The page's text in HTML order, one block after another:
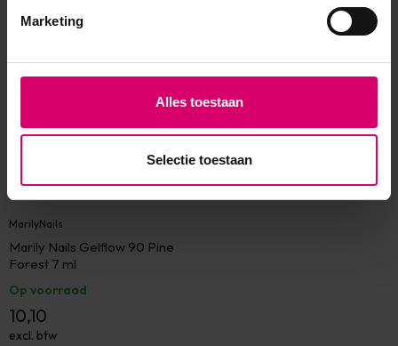
Marketing
Alles toestaan
Selectie toestaan
MarilyNails
Marily Nails Gelflow 90 Pine
Forest 7 ml
Op voorraad
10,10
excl. btw